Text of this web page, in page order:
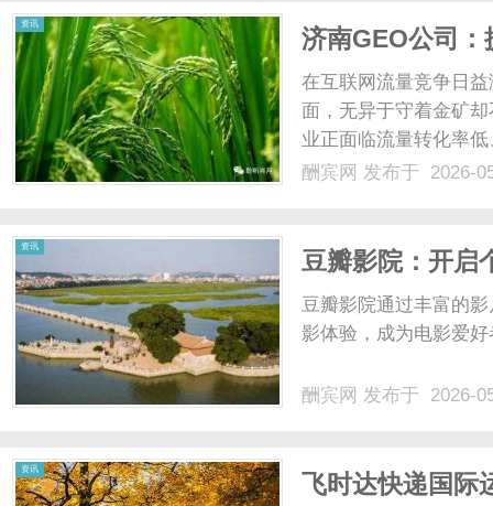
资讯
济南GEO公司
在互联网流量竞争日
面，无异于守着金矿
业正面临流量转化率
连接用户需求与企业
酬宾网 发布于 2026-
资讯
豆瓣影院：开启
豆瓣影院通过丰富的
影体验，成为电影爱
酬宾网 发布于 2026-
资讯
飞时达快递国际